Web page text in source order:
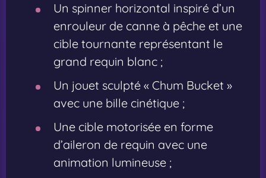
Un spinner horizontal inspiré d’un
enrouleur de canne à pêche et une
cible tournante représentant le
grand requin blanc ;
Un jouet sculpté « Chum Bucket »
avec une bille cinétique ;
Une cible motorisée en forme
d’aileron de requin avec une
animation lumineuse ;